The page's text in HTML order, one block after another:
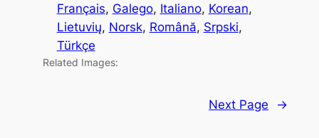
Français, Galego, Italiano, Korean
Lietuvių, Norsk, Română, Srpski
Türkçe
Related Images:
Next Page →